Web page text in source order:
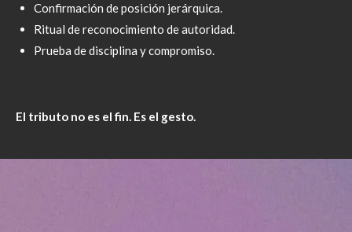
Confirmación de posición jerárquica.
Ritual de reconocimiento de autoridad.
Prueba de disciplina y compromiso.
El tributo no es el fin. Es el gesto.